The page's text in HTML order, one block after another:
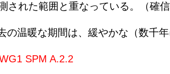
された範囲と重なっている。（確信
の温暖な期間は、緩やかな（数千
SPM A.2.2